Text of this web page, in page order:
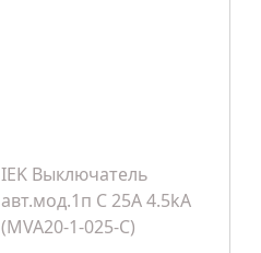
IEK Выключатель
авт.мод.1п C 25A 4.5kA
(MVA20-1-025-C)